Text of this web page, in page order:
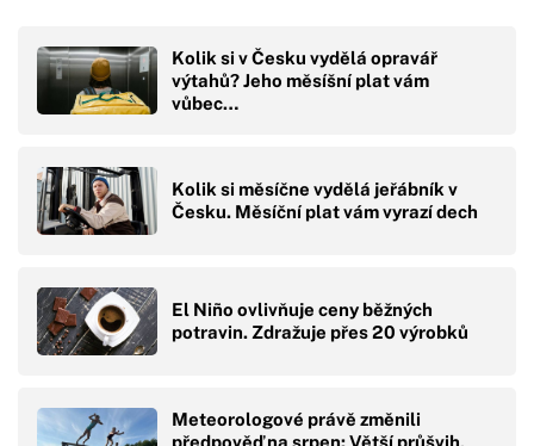
Kolik si v Česku vydělá opravář
výtahů? Jeho měsíšní plat vám
vůbec…
Kolik si měsíčne vydělá jeřábník v
Česku. Měsíční plat vám vyrazí dech
El Niño ovlivňuje ceny běžných
potravin. Zdražuje přes 20 výrobků
Meteorologové právě změnili
předpověď na srpen: Větší průšvih,